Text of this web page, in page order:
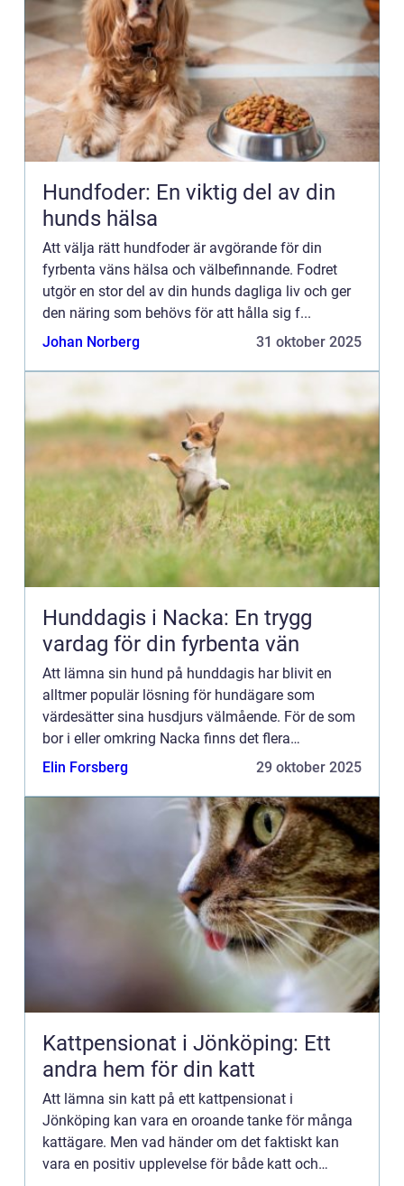
Hundfoder: En viktig del av din
hunds hälsa
Att välja rätt hundfoder är avgörande för din
fyrbenta väns hälsa och välbefinnande. Fodret
utgör en stor del av din hunds dagliga liv och ger
den näring som behövs för att hålla sig f...
Johan Norberg
31 oktober 2025
Hunddagis i Nacka: En trygg
vardag för din fyrbenta vän
Att lämna sin hund på hunddagis har blivit en
alltmer populär lösning för hundägare som
värdesätter sina husdjurs välmående. För de som
bor i eller omkring Nacka finns det flera
välrenomme...
Elin Forsberg 29 oktober 2025
Kattpensionat i Jönköping: Ett
andra hem för din katt
Att lämna sin katt på ett kattpensionat i
Jönköping kan vara en oroande tanke för många
kattägare. Men vad händer om det faktiskt kan
vara en positiv upplevelse för både katt och